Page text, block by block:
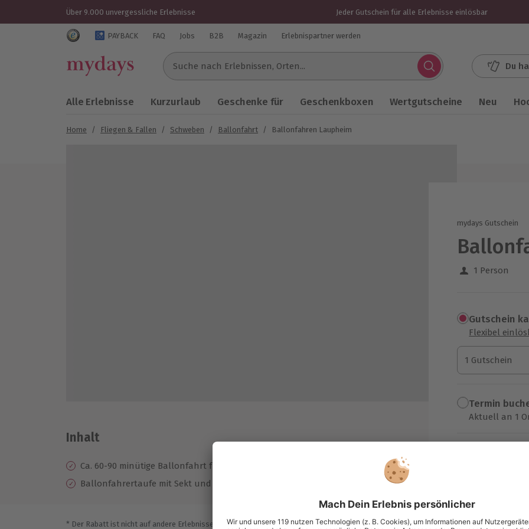
Über 9.000 unvergessliche Erlebnisse Jeder Gutschein für alle Erlebnisse einlösbar
Trustedshops Bewertungen für mydays.de
PAYBACK FAQ Jobs B2B Magazin Erlebnispartner werden
Suche nach Erlebnissen...
Du
Alle Erlebnisse Kurzurlaub Geschenke für Geschenkboxen Wertgutscheine Neu
Home / Fliegen & Fallen / Schweben / Ballonfahrt / Ballonfahren Laupheim
mydays Gutschein
1 Person
Gutschein
Flexibel
1 Gutschein
1 Gutschein
1 Gutschein
Termin
Aktuell an 1
Inhalt
Ca. 60-90 minütige Ballonfahrt für 1 Person
Ballonfahrertaufe mit Sekt und Urkunde
* Der Rabatt ist nicht auf andere Erlebnisse bei der Einlösung übertragbar. Details